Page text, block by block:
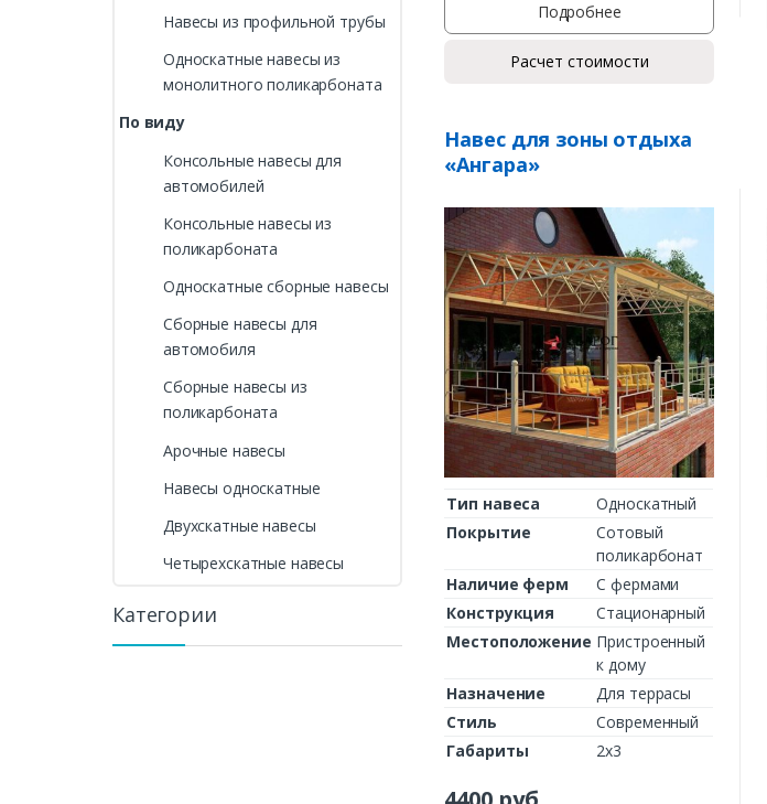
Подробнее
Расчет стоимости
Навес для зоны отдыха
«Ангара»
Тип навеса
Односкатный
Покрытие
Сотовый
поликарбонат
Наличие ферм
С фермами
Конструкция
Стационарный
Местоположение Пристроенный
к дому
Назначение
Для террасы
Стиль
Современный
Габариты
2х3
Навесы из профильной трубы
Односкатные навесы из
монолитного поликарбоната
По виду
Консольные навесы для
автомобилей
Консольные навесы из
поликарбоната
Односкатные сборные навесы
Сборные навесы для
автомобиля
Сборные навесы из
поликарбоната
Арочные навесы
Навесы односкатные
Двухскатные навесы
Четырехскатные навесы
Категории